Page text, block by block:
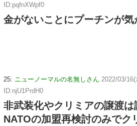
ID:pqfnXWpf0
金がないことにプーチンが気
25: ニューノーマルの名無しさん 2022/03/
ID:njU1PrdH0
非武装化やクリミアの譲渡は
NATOの加盟再検討のみでク